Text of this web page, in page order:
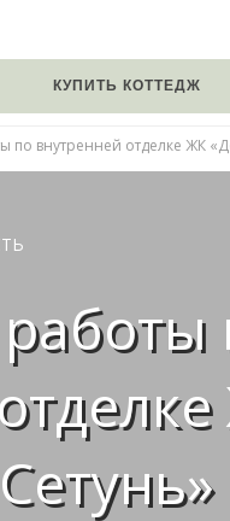
КУПИТЬ КОТТЕДЖ
по внутренней отделке ЖК